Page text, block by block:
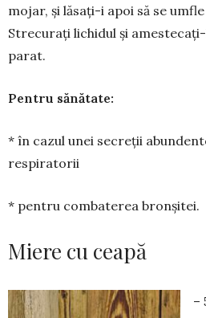
mojar, și lăsați-i apoi să se
Strecurați lichi­dul și
parat.
Pentru sănătate:
* în cazul unei secreții
respi­ratorii
* pentru combaterea bron­șitei.
Miere cu ceapă
–